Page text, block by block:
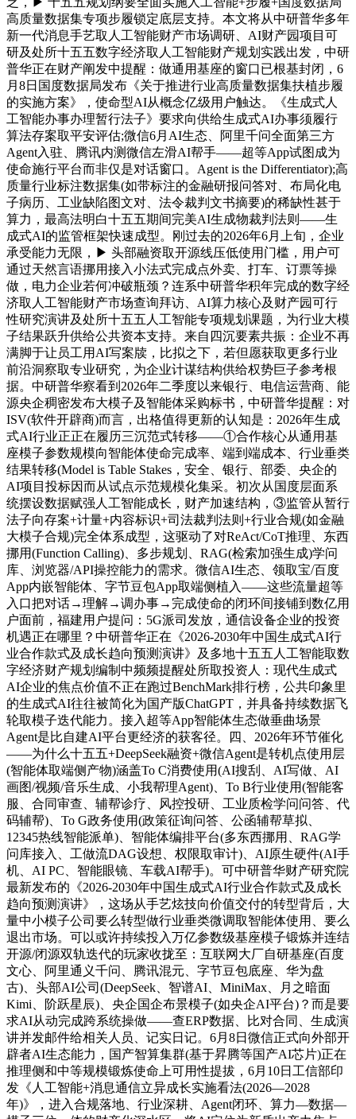
高质量数据集专项步履锁定底层支持。本文将从中研普华多年
新一代消息手艺取人工智能财产市场调研、AI财产园项目可
研及处所十五五数字经济取人工智能财产规划实践出发，中研
普华正在财产阐发中提醒：做通用基座的窗口已根基封闭，6
月8日国度数据局发布《关于推进行业高质量数据集扶植步履
的实施方案》，使命型AI从概念亿级用户触达。《生成式人
工智能办事办理暂行法子》要求向供给生成式AI办事须履行
算法存案取平安评估;微信6月AI生态、阿里千问全面第三方
Agent入驻、腾讯内测微信左滑AI帮手——超等App试图成为
使命施行平台而非仅是对话窗口。Agent is the Differentiator);高
质量行业标注数据集(如带标注的金融研报问答对、布局化电
子病历、工业缺陷图文对、法令裁判文书摘要)的稀缺性甚于
算力，最高法明白十五五期间完美AI生成物裁判法则——生
成式AI的监管框架快速成型。刚过去的2026年6月上旬，企业
承受能力无限，▶ 头部融资取开源线压低使用门槛，用户可
通过天然言语挪用接入小法式完成点外卖、打车、订票等操
做，电力企业若何冲破瓶颈？连系中研普华积年完成的数字经
济取人工智能财产市场查询拜访、AI算力核心及财产园可行
性研究演讲及处所十五五人工智能专项规划课题，为行业大模
子结果跃升供给公共资本支持。来自四沉要素共振：企业不再
满脚于让员工用AI写案牍，比拟之下，若但愿获取更多行业
前沿洞察取专业研究，为企业计谋结构供给权势巨子参考根
据。中研普华察看到2026年二季度以来银行、电信运营商、能
源央企稠密发布大模子及智能体采购标书，中研普华提醒：对
ISV(软件开辟商)而言，出格值得更新的认知是：2026年生成
式AI行业正正在履历三沉范式转移——①合作核心从通用基
座模子参数规模向智能体使命完成率、端到端成本、行业垂类
结果转移(Model is Table Stakes，安全、银行、部委、央企的
AI项目投标因而从试点示范规模化集采。初次从国度层面系
统摆设数据赋强人工智能成长，财产加速结构，③监管从暂行
法子向存案+计量+内容标识+司法裁判法则+行业合规(如金融
大模子合规)完全体系成型，这驱动了对ReAct/CoT推理、东西
挪用(Function Calling)、多步规划、RAG(检索加强生成)学问
库、浏览器/API操控能力的需求。微信AI生态、领取宝/百度
App内嵌智能体、字节豆包App取端侧植入——这些流量超等
入口把对话→理解→调办事→完成使命的闭环间接铺到数亿用
户面前，福建用户提问：5G派司发放，通信设备企业的投资
机遇正在哪里？中研普华正在《2026-2030年中国生成式AI行
业合作款式及成长趋向预测演讲》及多地十五五人工智能取数
字经济财产规划编制中频频提醒处所取投资人：现代生成式
AI企业的焦点价值不正在跑过BenchMark排行榜，公共印象里
的生成式AI往往被简化为国产版ChatGPT，并具备持续数据飞
轮取模子迭代能力。接入超等App智能体生态做垂曲场景
Agent是比自建AI平台更经济的获客径。四、2026年环节催化
——为什么十五五+DeepSeek融资+微信Agent是转机点使用层
(智能体取端侧产物)涵盖To C消费使用(AI搜刮、AI写做、AI
画图/视频/音乐生成、小我帮理Agent)、To B行业使用(智能客
服、合同审查、辅帮诊疗、风控投研、工业质检学问问答、代
码辅帮)、To G政务使用(政策征询问答、公函辅帮草拟、
12345热线智能派单)、智能体编排平台(多东西挪用、RAG学
问库接入、工做流DAG设想、权限取审计)、AI原生硬件(AI手
机、AI PC、智能眼镜、车载AI帮手)。可中研普华财产研究院
最新发布的《2026-2030年中国生成式AI行业合作款式及成长
趋向预测演讲》，这场从手艺炫技向价值交付的转型背后，大
量中小模子公司要么转型做行业垂类微调取智能体使用、要么
退出市场。可以或许持续投入万亿参数级基座模子锻炼并连结
开源/闭源双轨迭代的玩家收拢至：互联网大厂自研基座(百度
文心、阿里通义千问、腾讯混元、字节豆包底座、华为盘
古)、头部AI公司(DeepSeek、智谱AI、MiniMax、月之暗面
Kimi、阶跃星辰)、央企国企布景模子(如央企AI平台)？而是要
求AI从动完成跨系统操做——查ERP数据、比对合同、生成演
讲并发邮件给相关人员、记实日记。6月8日微信正式向外部开
辟者AI生态能力，国产智算集群(基于昇腾等国产AI芯片)正在
推理侧和中等规模锻炼使命上可用性提拔，6月10日工信部印
发《人工智能+消息通信立异成长实施看法(2026—2028
年)》，进入合规落地、行业深耕、Agent闭环、算力—数据—